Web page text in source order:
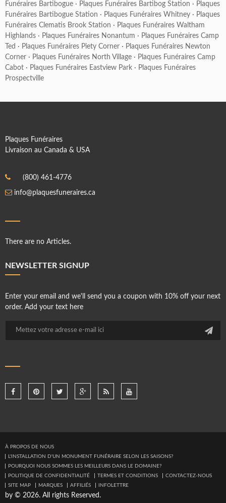
Funéraires Bartibogue · Plaques Funéraires Bartibog Station · Plaques
Funéraires Bartibogue Station · Plaques Funéraires Whitney · Plaques
Funéraires Clematis Brook Station · Plaques Funéraires Waltham
Highlands · Plaques Funéraires Nonantum · Plaques Funéraires Camp
Ted · Plaques Funéraires Piety Corner · Plaques Funéraires Newton
Corner · Plaques Funéraires North Village · Plaques Funéraires Camp
Cabot · Plaques Funéraires Eastview Park · Plaques Funéraires
Prospectville
Plaques Funéraires
Livraison au Canada & USA
(800) 461-4776
info@plaquesfuneraires.ca
There are no Articles.
NEWSLETTER SIGNUP
Enter your email and we'll send you a coupon with 10% off your next
order. Add your text here
À PROPOS DE NOUS
L'INSTALLATION D'UN MONUMENT FUNÉRAIRE SELON LES SAISONS?
POURQUOI NOUS SOMMES LES MEILLEURS DANS LE DOMAINE?
POLITIQUE DE CONFIDENTIALITÉ
TERMES ET CONDITIONS
CONTACTEZ-NOUS
SITE MAP
MARQUES AFFILIÉS INFOLETTRE
by © 2026. All rights Reserved.